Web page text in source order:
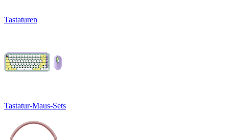
Tastaturen
Tastatur-Maus-Sets